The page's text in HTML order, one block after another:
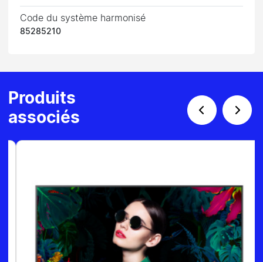
Code du système harmonisé
85285210
Produits
associés